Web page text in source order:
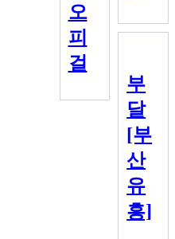
오
피
걸
부
달
[부
산
유
흥]